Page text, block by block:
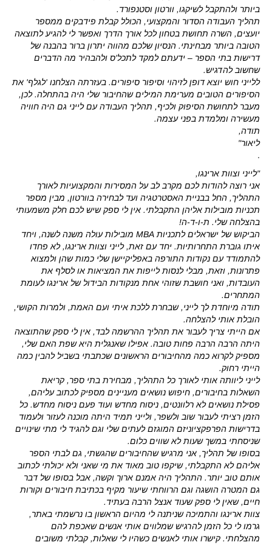
ביותר ולהתקבל לשיקגו, וורטון וסטנפורד.
תהליך העבודה הסדור והמקצועי, הכולל קבלת פידבקים ממספר
יועצים, השרה תחושת בטחון לכל אורך הדרך ואפשר לי להגיע לתוצאה
הטובה ביותר מבחינתי. הנסיון שלכם מהווה יתרון ברור בהבנה של
דרישות בתי הספר – ידעתם למקד לתכל'ס ולהבהיר מה הדברים
שחשוב להדגיש.
ללייני חוש יוצא דופן לזיהוי וסיפור סיפורים. בעזרתה הצלחנו 'לגלף' את
הסיפורים הטובים מערימת המילים שהחיבור שלי היה בהתחלה. לכן,
מעבר לתחושת הסיפוק ולכיף, תהליך העבודה עם לייני גם היה חוויה
מעשירה ומלמדת בפני עצמה.
תודה,
ליאור"
.
"לייני וצוות ארינגו,
אני רוצה להודות לכם מקרב לב על המסירות והמקצועיות לאורך
התהליך, החל בבניית האסטרטגיה ועד לבחירה בוורטון, מבין מספר
תכניות מובילות אליהן התקבלתי. אין לי ספק שיש לכם חלק משמעותי
בהצלחה שלי. ת-ו-ד-ה!
הביקוש של ישראלים לתכניות MBA מובילות עולה משנה לשנה, ויחד
איתו גוברת התחרותיות. יחד עם זאת, לייני וצוות ארינגו, לא פחדו
להתמודד עם נקודות התורפה באפליקיישן שלי כמות שהן ולמצוא
פתרונות, וזאת, מבלי לנסות לייפות את המציאות או לסלף את
העובדות, ואני חושבת שזוהי אחת מנקודות הבידול של ארינגו לעומת
המתחרים.
תודה מיוחדת לך לייני, שבחרת ללכת איתי ועם האמת, ולמרות הקושי,
הובלת אותי להצלחה.
אם הייתי צריך לעבור את תהליך ההרשמה לבד, אין לי ספק שהתוצאה
היתה הרבה הרבה פחות טובה. אפילו שאנגלית היא שפת האם שלי,
מספיק לקרוא כמה מהחיבורים הראשונים שכתבתי בשביל להבין כמה
הייתי רחוק.
לייני ליוותה אותי לאורך כל התהליך, מבחירת בתי ספר, קריאת
השאלות בחיבורים, חיפוש נושאים מעניינים מספיק לכתוב עליהם,
פסילת נושאים לא רלוונטים, ניסוח מחדש ועוד פעם ניסוח מחדש. כל
הזמן רציתי לעבור שוב ולשפר, ולייני תמיד היתה מוכנה לעזור ולעמוד
בדרישות הפרפקציוניזם המוגזם לעתים שלי וגם להגיד לי מתי שינויים
שניסחתי במשך שעות לא שווים כלום.
בסופו של תהליך, אני מרגיש שהחיבורים שהגשתי, גם לבתי הספר
אליהם לא התקבלתי, שיקפו טוב מאוד את מי שאני ולא יכולתי לכתוב
אותם טוב יותר. התהליך היה אמנם ארוך וקשה, אבל בסופו של דבר
גם המטרה הושגה וגם הרווחתי שיעור מקיף בכתיבת חיבורים וקורות
חיים, שאין לי ספק שעוד אנצל הרבה בעתיד.
צוות ארינגו והתמיכה שניתנה לי מהיום הראשון בו נרשמתי באתר,
גרמו לי כל הזמן להרגיש שמלווים אותי אנשים שאכפת להם
מהצלחתי. קישרו אותי לאנשים כשהיו לי שאלות, קבלתי משובים